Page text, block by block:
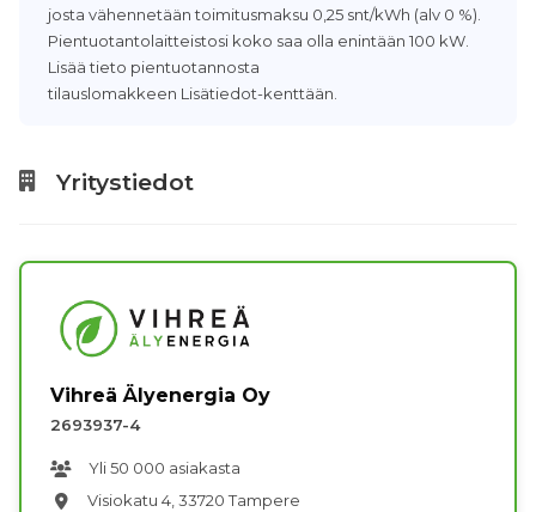
josta vähennetään toimitusmaksu 0,25 snt/kWh (alv 0 %).
Pientuotantolaitteistosi koko saa olla enintään 100 kW.
Lisää tieto pientuotannosta
tilauslomakkeen Lisätiedot-kenttään.
Yritystiedot
Vihreä Älyenergia Oy
2693937-4
Yli 50 000 asiakasta
Visiokatu 4, 33720 Tampere